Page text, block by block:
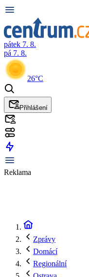
pátek 7. 8.
pá 7. 8.
26°C
Přihlášení
Reklama
Zprávy
Domácí
Regionální